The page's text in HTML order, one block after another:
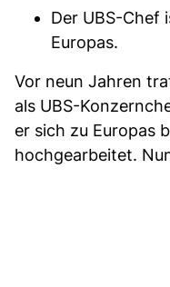
Der UBS-Chef
Europas.
Vor neun Jahren
als UBS-
er sich zu Europas
hochgearbeitet.